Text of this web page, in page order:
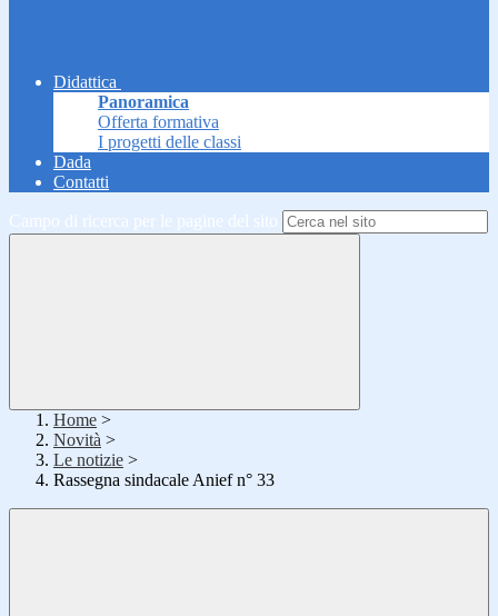
Didattica
Panoramica
Offerta formativa
I progetti delle classi
Dada
Contatti
Campo di ricerca per le pagine del sito
Home >
Novità >
Le notizie >
Rassegna sindacale Anief n° 33